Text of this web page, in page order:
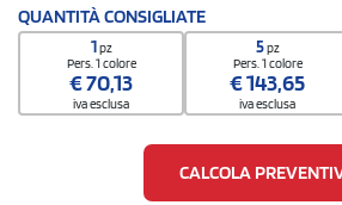
QUANTITÀ CONSIGLIATE
1pz
Pers. 1 colore
€70,13
iva esclusa
5pz
Pers. 1 colore
€143,65
iva esclusa
CALCOLA